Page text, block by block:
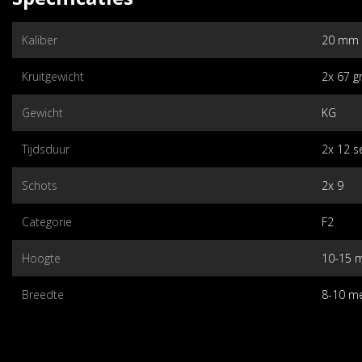
Kaliber 20 mm
Kruitgewicht 2x 67
Gewicht KG
Tijdsduur 2x 12
Schots 2x 9
Categorie F2
Hoogte 10-15
Breedte 8-10